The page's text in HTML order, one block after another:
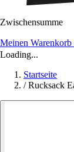
Zwischensumme
Meinen Warenkorb
Loading...
Startseite
/ Rucksack